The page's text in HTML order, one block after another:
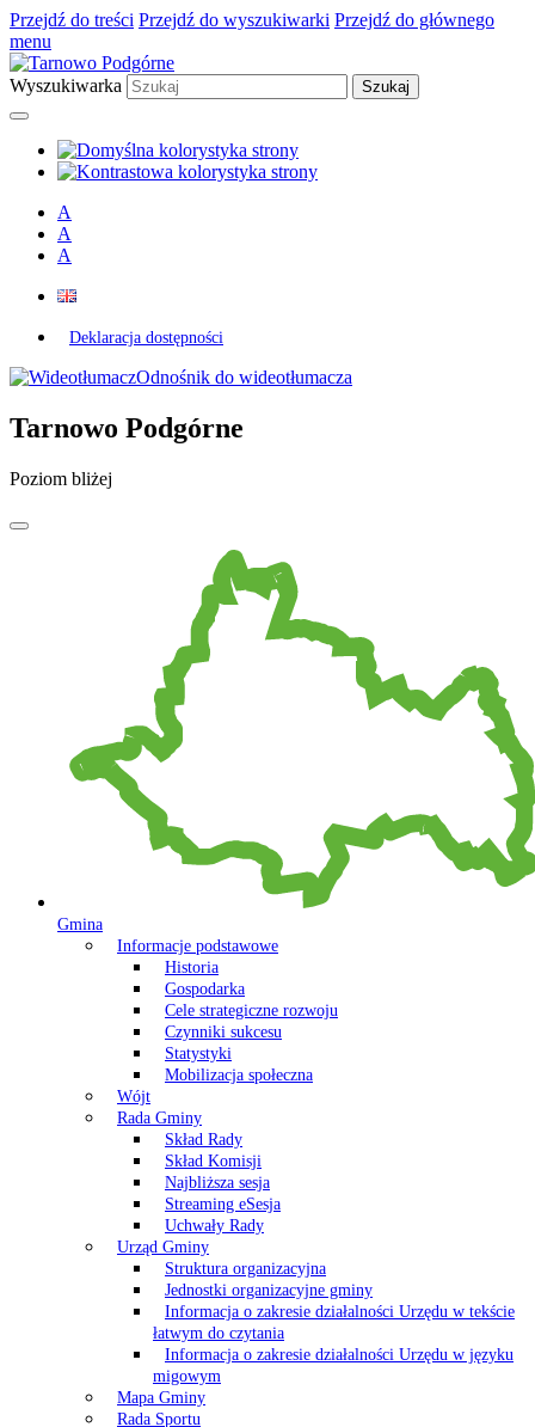
Przejdź do treści Przejdź do wyszukiwarki Przejdź do głównego
menu
Wyszukiwarka
A
A
A
Deklaracja dostępności
Odnośnik do wideotłumacza
Tarnowo Podgórne
Poziom bliżej
Gmina
Informacje podstawowe
Historia
Gospodarka
Cele strategiczne rozwoju
Czynniki sukcesu
Statystyki
Mobilizacja społeczna
Wójt
Rada Gminy
Skład Rady
Skład Komisji
Najbliższa sesja
Streaming eSesja
Uchwały Rady
Urząd Gminy
Struktura organizacyjna
Jednostki organizacyjne gminy
Informacja o zakresie działalności Urzędu w tekście
łatwym do czytania
Informacja o zakresie działalności Urzędu w języku
migowym
Mapa Gminy
Rada Sportu